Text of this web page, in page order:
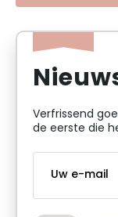
Verfrissend
de eerste die